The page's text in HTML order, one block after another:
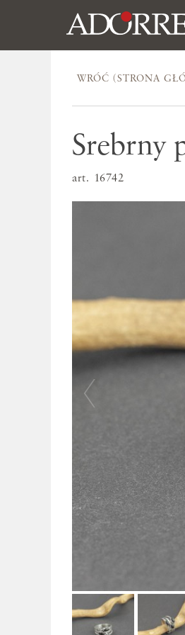
WRÓĆ (STRONA
Srebrny
art. 16742